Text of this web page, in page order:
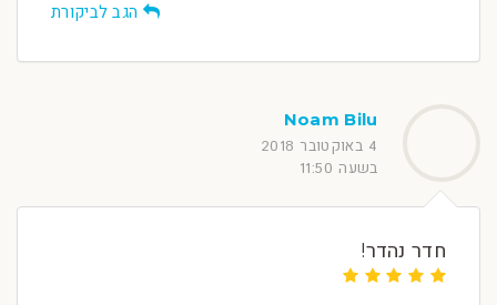
הגב לביקורת
Noam Bilu
4 באוקטובר 2018
בשעה 11:50
חדר נהדר!